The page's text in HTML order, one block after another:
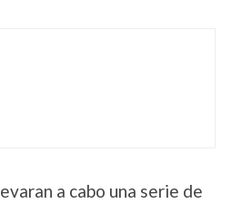
a cabo una serie de